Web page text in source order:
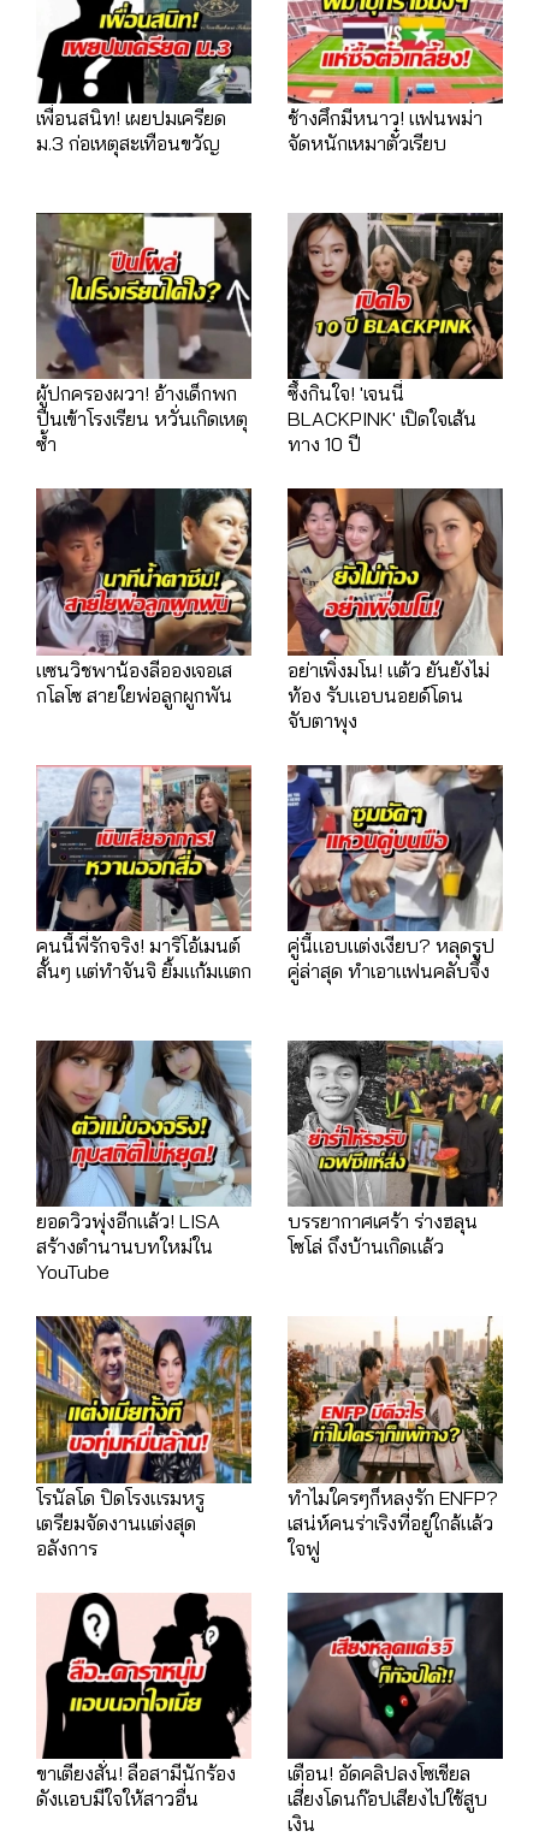
เพื่อนสนิท! เผยปมเครียด
ม.3 ก่อเหตุสะเทือนขวัญ
ช้างศึกมีหนาว! แฟนพม่า
จัดหนักเหมาตั๋วเรียบ
ผู้ปกครองผวา! อ้างเด็กพก
ปืนเข้าโรงเรียน หวั่นเกิดเหตุ
ซ้ำ
ซึ้งกินใจ! 'เจนนี่
BLACKPINK' เปิดใจเส้น
ทาง 10 ปี
แซนวิชพาน้องลีอองเจอเส
กโลโซ สายใยพ่อลูกผูกพัน
อย่าเพิ่งมโน! แต้ว ยันยังไม่
ท้อง รับแอบนอยด์โดน
จับตาพุง
คนนี้พี่รักจริง! มาริโอ้เมนต์
สั้นๆ แต่ทำจันจิ ยิ้มแก้มแตก
คู่นี้แอบแต่งเงียบ? หลุดรูป
คู่ล่าสุด ทำเอาแฟนคลับจึ้ง
ยอดวิวพุ่งอีกแล้ว! LISA
สร้างตำนานบทใหม่ใน
YouTube
บรรยากาศเศร้า ร่างฮลุน
โซโล่ ถึงบ้านเกิดแล้ว
โรนัลโด ปิดโรงแรมหรู
เตรียมจัดงานแต่งสุด
อลังการ
ทำไมใครๆก็หลงรัก ENFP?
เสน่ห์คนร่าเริงที่อยู่ใกล้แล้ว
ใจฟู
ขาเตียงสั่น! ลือสามีนักร้อง
ดังแอบมีใจให้สาวอื่น
เตือน! อัดคลิปลงโซเชียล
เสี่ยงโดนก๊อปเสียงไปใช้สูบ
เงิน